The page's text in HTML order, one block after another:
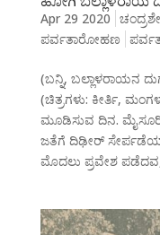
Apr 29 2020
ಪರ್ವತಾರೋಹಣ
(ಬನ್ನಿ, ಬಲ್ಲಾಳರಾಯನ
(ಚಿತ್ರಗಳು: ಕೀರ್ತಿ,
ಮೂಡಿಸುವ ದಿನ.
ಜತೆಗೆ ದಿಢೀರ್
ಮೊದಲು ಪ್ರವೇಶ